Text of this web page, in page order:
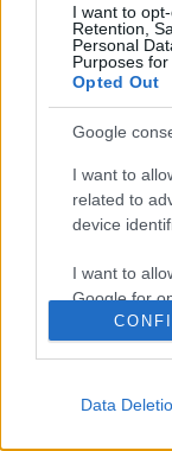
I want to
Retention,
Personal
Purposes for
Opted Out
Google
I want to
related to
device
I want to
Google for
I want to
I want to
related to
Data
2012. február 12.
Sikerült
valószínűleg
legalább 20
és a pöffök is
köszönhető,
Csere az
2010. június 21.
A
BMW Oracle